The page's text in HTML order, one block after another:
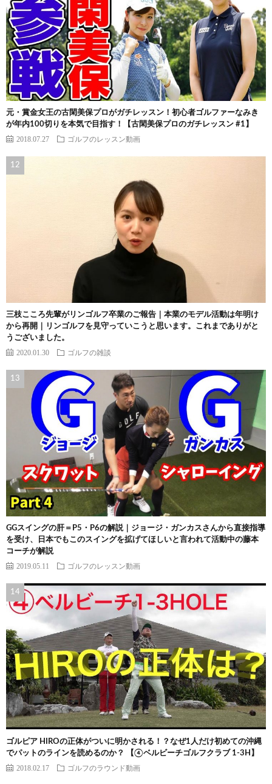
元・賞金女王の古閑美保プロがガチレッスン！初心者ゴルファーなみき
が年内100切りを本気で目指す！【古閑美保プロのガチレッスン #1】
2018.07.27 ゴルフのレッスン動画
三枝こころ先輩がリンゴルフ卒業のご報告｜本業のモデル活動は年明け
から再開｜リンゴルフを見守っていこうと思います。これまでありがと
うございました。
2020.01.30 ゴルフの雑談
GGスイングの肝＝P5・P6の解説｜ジョージ・ガンカスさんから直接指導
を受け、日本でもこのスイングを拡げてほしいと言われて活動中の藤本
コーチが解説
2019.05.11 ゴルフのレッスン動画
ゴルピア HIROの正体がついに明かされる！？なぜ1人だけ初めての沖縄
でパットのラインを読めるのか？ 【④ベルビーチゴルフクラブ 1-3H】
2018.02.17 ゴルフのラウンド動画